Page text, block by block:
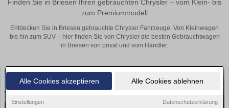
Alle Cookies akzeptieren Alle Cookies ablehnen
Einstellungen Datenschutzerklärung
Finden Sie in Briesen Ihren gebrauchten Chrysler – vom Klein- bis
zum Premiummodell
Entdecken Sie in Briesen gebrauchte Chrysler Fahrzeuge. Von Kleinwagen
bis hin zum SUV – hier finden Sie von Chrysler die besten Gebrauchtwagen
in Briesen von privat und vom Händler.